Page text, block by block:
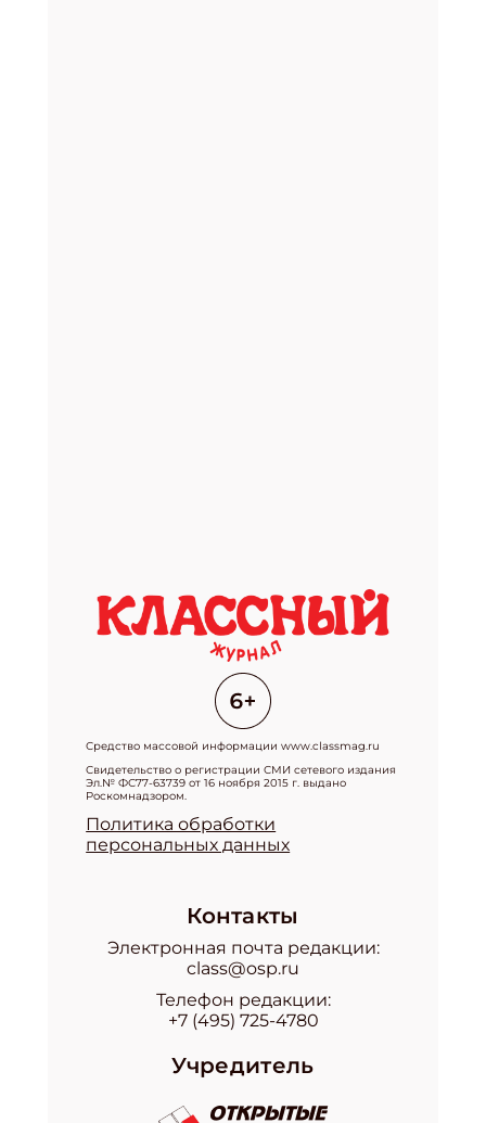
Средство массовой информации www.classmag.ru
Свидетельство о регистрации СМИ сетевого издания
Эл.№ ФС77-63739 от 16 ноября 2015 г. выдано
Роскомнадзором.
Политика обработки
персональных данных
Контакты
Электронная почта редакции:
class@osp.ru
Телефон редакции:
+7 (495) 725-4780
Учредитель